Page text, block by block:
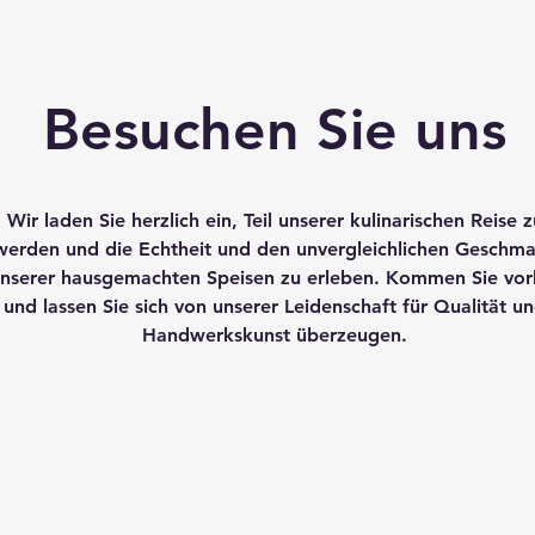
Besuchen Sie uns
Wir laden Sie herzlich ein, Teil unserer kulinarischen Reise
und die Echtheit und den unvergleichlichen
hausgemachten Speisen zu erleben. Kommen Sie
und lassen Sie sich von unserer Leidenschaft für Qualität
Handwerkskunst überzeugen.